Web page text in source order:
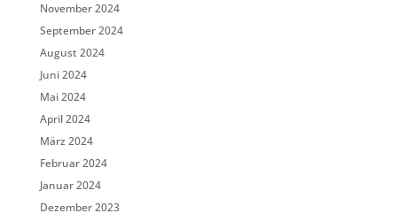
November 2024
September 2024
August 2024
Juni 2024
Mai 2024
April 2024
März 2024
Februar 2024
Januar 2024
Dezember 2023